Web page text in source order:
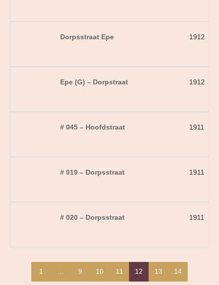
Dorpsstraat Epe 1912
Epe (G) – Dorpstraat 1912
# 045 – Hoofdstraat 1911
# 019 – Dorpsstraat 1911
# 020 – Dorpsstraat 1911
1 … 9 10 11 12 13 14